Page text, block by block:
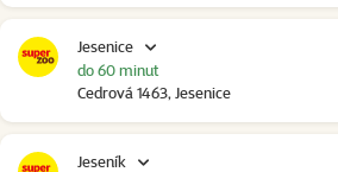
Jesenice
Cedrová 1463, Jesenice
do 60 minut
Jeseník